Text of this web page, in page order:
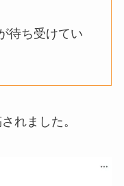
待ち受けてい
れました。